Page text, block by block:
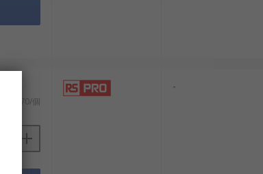
￥336.70/個
-